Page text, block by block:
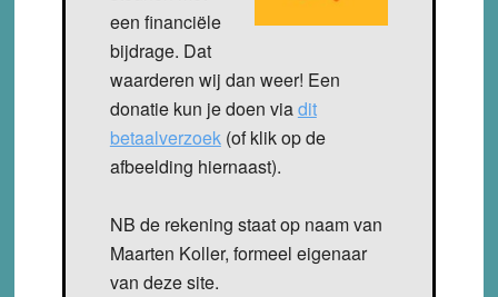
een financiële
bijdrage. Dat
waarderen wij dan weer! Een
donatie kun je doen viadit
betaalverzoek(of klik op de
afbeelding hiernaast).
NB de rekening staat op naam van
Maarten Koller, formeel eigenaar
van deze site.